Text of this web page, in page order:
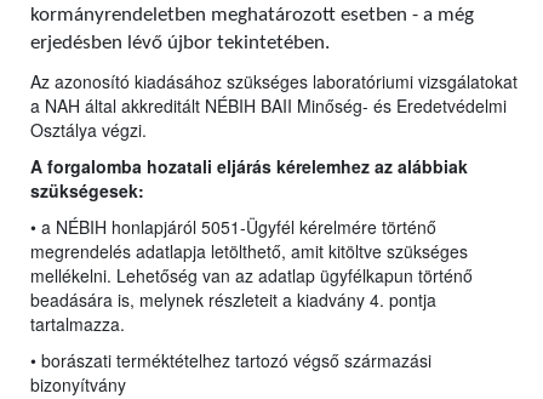
kormányrendeletben meghatározott esetben - a még
erjedésben lévő újbor tekintetében.
Az azonosító kiadásához szükséges laboratóriumi vizsgálatokat
a NAH által akkreditált NÉBIH BAII Minőség- és Eredetvédelmi
Osztálya végzi.
A forgalomba hozatali eljárás kérelemhez az alábbiak
szükségesek:
• a NÉBIH honlapjáról 5051-Ügyfél kérelmére történő
megrendelés adatlapja letölthető, amit kitöltve szükséges
mellékelni. Lehetőség van az adatlap ügyfélkapun történő
beadására is, melynek részleteit a kiadvány 4. pontja
tartalmazza.
• borászati terméktételhez tartozó végső származási
bizonyítvány